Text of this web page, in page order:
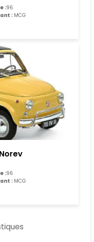
:96
: MCG
:96
: MCG